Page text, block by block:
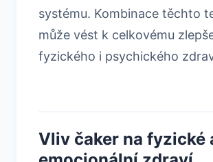
systému. Kombinace těchto
může vést k celkovému
fyzického i psychického
Vliv čaker na fyzické